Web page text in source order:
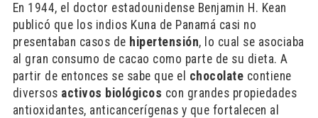
En 1944, el doctor estadounidense Benjamin H. Kean
publicó que los indios Kuna de Panamá casi no
presentaban casos de hipertensión, lo cual se asociaba
al gran consumo de cacao como parte de su dieta. A
partir de entonces se sabe que el chocolate contiene
diversos activos biológicos con grandes propiedades
antioxidantes, anticancerígenas y que fortalecen al